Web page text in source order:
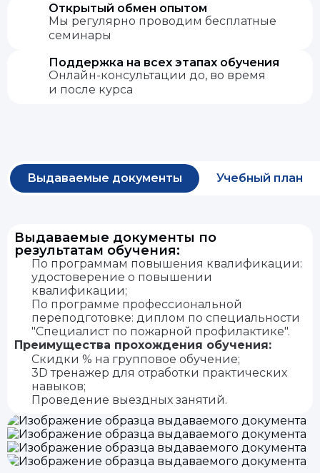
Открытый обмен опытом
Мы регулярно проводим бесплатные
семинары
Поддержка на всех этапах обучения
Онлайн-консультации до, во время
и после курса
Выдаваемые документы Учебный план
Выдаваемые документы по
результатам обучения:
По программам повышения квалификации:
удостоверение о повышении
квалификации;
По программе профессиональной
переподготовке: диплом по специальности
"Специалист по пожарной профилактике".
Преимущества прохождения обучения:
Скидки % на групповое обучение;
3D тренажер для отработки практических
навыков;
Проведение выездных занятий.